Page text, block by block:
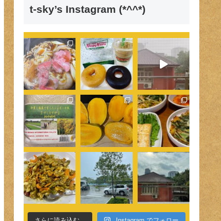
t-sky’s Instagram (*^^*)